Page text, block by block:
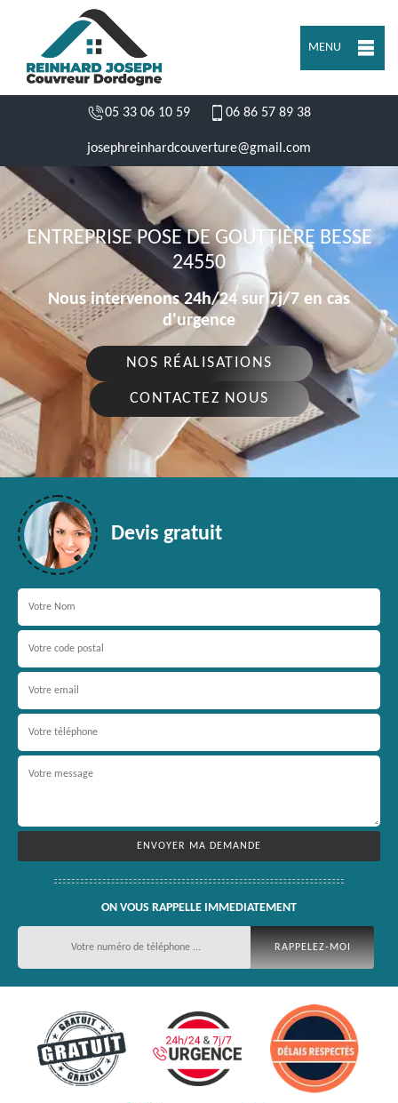
MENU
05 33 06 10 59 06 86 57 89 38
josephreinhardcouverture@gmail.com
ENTREPRISE POSE DE GOUTTIÈRE BESSE
24550
Nous intervenons 24h/24 sur 7j/7 en cas
d'urgence
NOS RÉALISATIONS
CONTACTEZ NOUS
Devis gratuit
ON VOUS RAPPELLE IMMEDIATEMENT